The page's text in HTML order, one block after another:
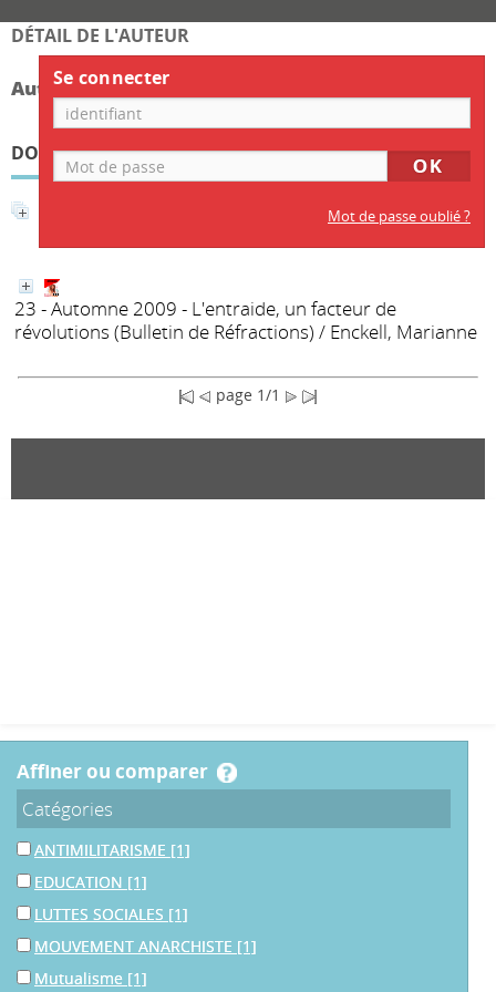
DÉTAIL DE L'AUTEUR
Auteur Alexander Neumann
DOCUMENTS DISPONIBLES ÉCRITS PAR CET AUTEUR
23 - Automne 2009 - L'entraide, un facteur de
révolutions (Bulletin de Réfractions) / Enckell, Marianne
page 1/1
Se connecter
Mot de passe oublié ?
affiner ou comparer
Catégories
ANTIMILITARISME [1]
EDUCATION [1]
LUTTES SOCIALES [1]
MOUVEMENT ANARCHISTE [1]
Mutualisme [1]